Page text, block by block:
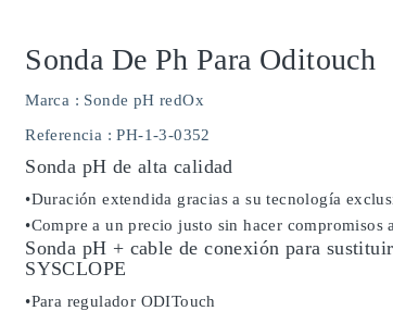
Sonda De Ph Para Oditouch
Marca : Sonde pH redOx
Referencia : PH-1-3-0352
Sonda pH de alta calidad
•Duración extendida gracias a su tecnología
•Compre a un precio justo sin hacer compromisos
Sonda pH + cable de conexión para
SYSCLOPE
•Para regulador ODITouch